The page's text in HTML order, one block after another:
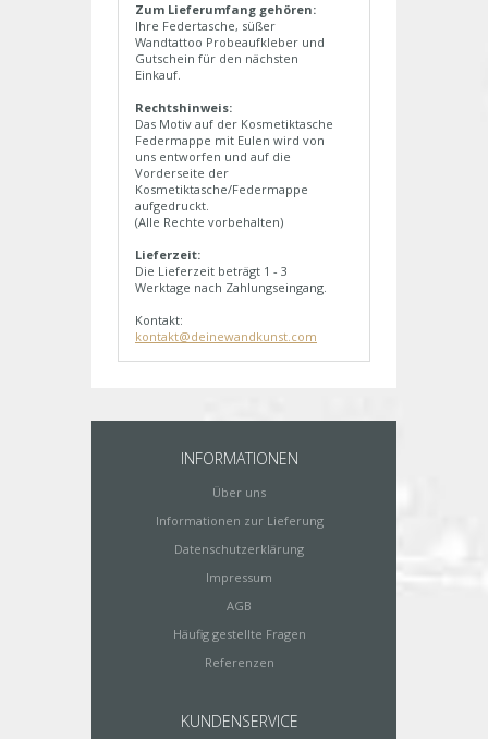
Zum Lieferumfang gehören:
Ihre Federtasche, süßer
Wandtattoo Probeaufkleber und
Gutschein für den nächsten
Einkauf.
Rechtshinweis:
Das Motiv auf der Kosmetiktasche
Federmappe mit Eulen wird von
uns entworfen und auf die
Vorderseite der
Kosmetiktasche/Federmappe
aufgedruckt.
(Alle Rechte vorbehalten)
Lieferzeit:
Die Lieferzeit beträgt 1 - 3
Werktage nach Zahlungseingang.
Kontakt:
kontakt@deinewandkunst.com
INFORMATIONEN
Über uns
Informationen zur Lieferung
Datenschutzerklärung
Impressum
AGB
Häufig gestellte Fragen
Referenzen
KUNDENSERVICE